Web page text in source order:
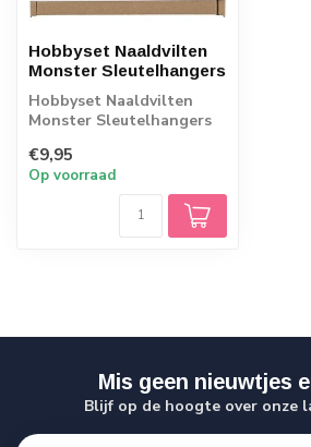
Hobbyset Naaldvilten
Monster Sleutelhangers
Hobbyset Naaldvilten
Monster Sleutelhangers
€9,95
Op voorraad
Mis geen nieuwtjes
Blijf op de hoogte over onze